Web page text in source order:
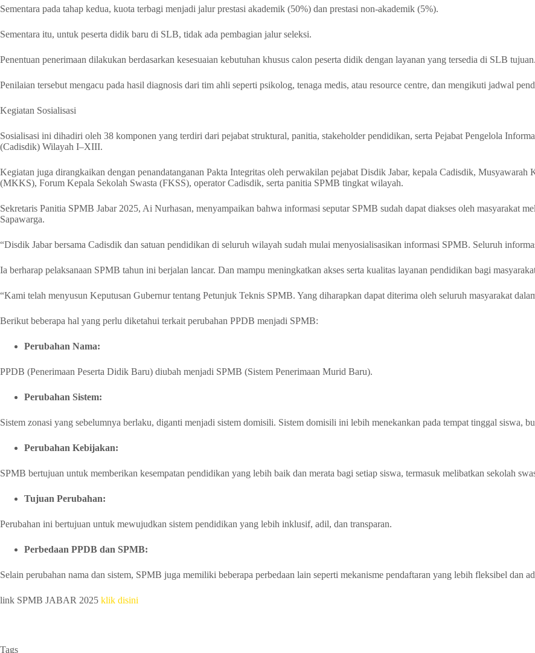
Sementara pada tahap kedua, kuota terbagi menjadi jalur prestasi akademik (50%) dan prestasi non-akademik (5%).
Sementara itu, untuk peserta didik baru di SLB, tidak ada pembagian jalur seleksi.
Penentuan penerimaan dilakukan berdasarkan kesesuaian kebutuhan khusus calon peserta didik dengan layanan yang tersedia di SLB tujuan.
Penilaian tersebut mengacu pada hasil diagnosis dari tim ahli seperti psikolog, tenaga medis, atau resource centre, dan mengikuti jadwal
Kegiatan Sosialisasi
Sosialisasi ini dihadiri oleh 38 komponen yang terdiri dari pejabat struktural, panitia, stakeholder pendidikan, serta Pejabat Pengelola
(Cadisdik) Wilayah I–XIII.
Kegiatan juga dirangkaikan dengan penandatanganan Pakta Integritas oleh perwakilan pejabat Disdik Jabar, kepala Cadisdik,
(MKKS), Forum Kepala Sekolah Swasta (FKSS), operator Cadisdik, serta panitia SPMB tingkat wilayah.
Sekretaris Panitia SPMB Jabar 2025, Ai Nurhasan, menyampaikan bahwa informasi seputar SPMB sudah dapat diakses oleh masyarakat
Sapawarga.
“Disdik Jabar bersama Cadisdik dan satuan pendidikan di seluruh wilayah sudah mulai menyosialisasikan informasi SPMB. Seluruh
Ia berharap pelaksanaan SPMB tahun ini berjalan lancar. Dan mampu meningkatkan akses serta kualitas layanan pendidikan bagi
“Kami telah menyusun Keputusan Gubernur tentang Petunjuk Teknis SPMB. Yang diharapkan dapat diterima oleh seluruh masyarakat
Berikut beberapa hal yang perlu diketahui terkait perubahan PPDB menjadi SPMB:
Perubahan Nama:
PPDB (Penerimaan Peserta Didik Baru) diubah menjadi SPMB (Sistem Penerimaan Murid Baru).
Perubahan Sistem:
Sistem zonasi yang sebelumnya berlaku, diganti menjadi sistem domisili. Sistem domisili ini lebih menekankan pada tempat tinggal siswa,
Perubahan Kebijakan:
SPMB bertujuan untuk memberikan kesempatan pendidikan yang lebih baik dan merata bagi setiap siswa, termasuk melibatkan sekolah
Tujuan Perubahan:
Perubahan ini bertujuan untuk mewujudkan sistem pendidikan yang lebih inklusif, adil, dan transparan.
Perbedaan PPDB dan SPMB:
Selain perubahan nama dan sistem, SPMB juga memiliki beberapa perbedaan lain seperti mekanisme pendaftaran yang lebih fleksibel dan
link SPMB JABAR 2025 klik disini
Tags